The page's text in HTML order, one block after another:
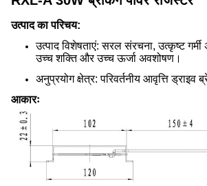
उत्पाद का परिचय:
उत्पाद विशेषताएं: सरल संरचना, उत्कृष्ट
उच्च शक्ति और उच्च ऊर्जा अवशोषण।
अनुप्रयोग क्षेत्र: परिवर्तनीय आवृत्ति ड्राइव
आकारः